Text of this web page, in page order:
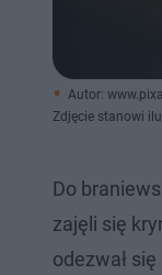
Autor:
Zdjęcie stanowi
Do
zajęli się
odezwał